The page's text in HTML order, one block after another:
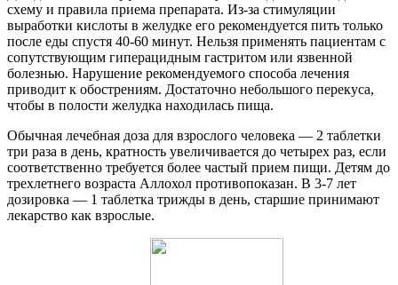
схему и правила приема препарата. Из-за стимуляции
выработки кислоты в желудке его рекомендуется пить только
после еды спустя 40-60 минут. Нельзя применять пациентам с
сопутствующим гиперацидным гастритом или язвенной
болезнью. Нарушение рекомендуемого способа лечения
приводит к обострениям. Достаточно небольшого перекуса,
чтобы в полости желудка находилась пища.
Обычная лечебная доза для взрослого человека — 2 таблетки
три раза в день, кратность увеличивается до четырех раз, если
соответственно требуется более частый прием пищи. Детям до
трехлетнего возраста Аллохол противопоказан. В 3-7 лет
дозировка — 1 таблетка трижды в день, старшие принимают
лекарство как взрослые.